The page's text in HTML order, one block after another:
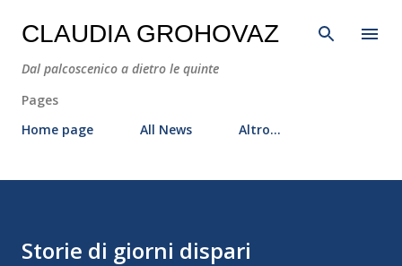
Passa ai contenuti principali
CLAUDIA GROHOVAZ
Dal palcoscenico a dietro le quinte
Pages
Home page
All News Altro…
Storie di giorni dispari